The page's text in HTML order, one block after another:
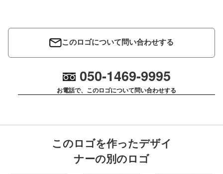
このロゴについて問い合わせする
050-1469-9995
お電話で、このロゴについて問い合わせする
このロゴを作ったデザイ
ナーの別のロゴ